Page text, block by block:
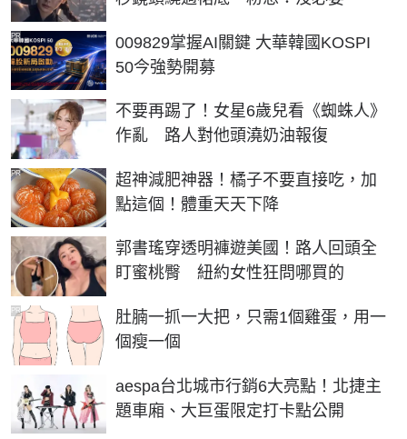
009829掌握AI關鍵 大華韓國KOSPI
50今強勢開募
PR
不要再踢了！女星6歲兒看《蜘蛛人》
作亂 路人對他頭澆奶油報復
超神減肥神器！橘子不要直接吃，加
點這個！體重天天下降
PR
郭書瑤穿透明褲遊美國！路人回頭全
盯蜜桃臀 紐約女性狂問哪買的
肚腩一抓一大把，只需1個雞蛋，用一
個瘦一個
PR
aespa台北城市行銷6大亮點！北捷主
題車廂、大巨蛋限定打卡點公開